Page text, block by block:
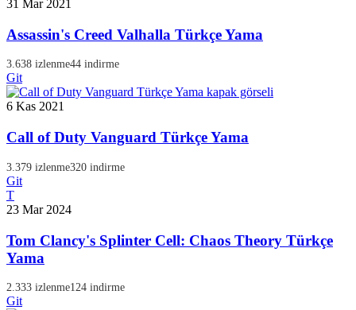
31 Mar 2021
Assassin's Creed Valhalla Türkçe Yama
3.638 izlenme44 indirme
Git
6 Kas 2021
Call of Duty Vanguard Türkçe Yama
3.379 izlenme320 indirme
Git
T
23 Mar 2024
Tom Clancy's Splinter Cell: Chaos Theory Türkçe
Yama
2.333 izlenme124 indirme
Git